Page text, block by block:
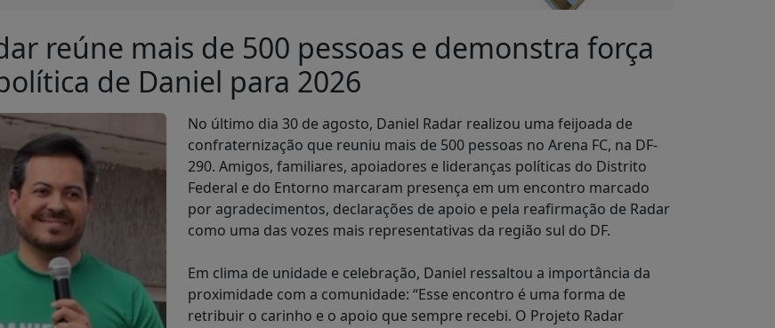
reúne mais de 500 pessoas e demonstra força
de Daniel para 2026
No último dia 30 de agosto, Daniel Radar realizou uma feijoada de
confraternização que reuniu mais de 500 pessoas no Arena FC, na DF-
290. Amigos, familiares, apoiadores e lideranças políticas do Distrito
Federal e do Entorno marcaram presença em um encontro marcado
por agradecimentos, declarações de apoio e pela reafirmação de Radar
como uma das vozes mais representativas da região sul do DF.
Em clima de unidade e celebração, Daniel ressaltou a importância da
proximidade com a comunidade: “Esse encontro é uma forma de
retribuir o carinho e o apoio que sempre recebi. O Projeto Radar